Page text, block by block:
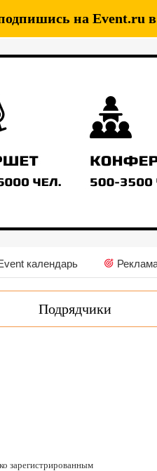
на Event.ru в
календарь
Подрядчики
зарегистрированным